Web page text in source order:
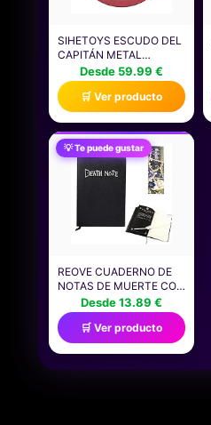
SIHETOYS ESCUDO DEL
CAPITÁN METAL
AMÉRICA, CAPITÁN
ADULTO AMÉRICA
LETRERO METAL,
RESTAURACIÓN JUEGO
DE ROLES ACCESORIOS
DE DISFRACES, SE
PUEDE UTILIZAR PARA
DIVERSAS FIESTAS
COMO HALLOWEEN
Desde 59.99 €
🛒 Ver producto
💡 Te puede gustar
REOVE CUADERNO DE
NOTAS DE MUERTE CON
BOLÍGRAFO DE PLUMAS,
CUADERNO DE
COSPLAY CON
TEMÁTICA DE ANIME DE
MODA, EL MEJOR
REGALO PARA LOS
Desde 13.89 €
🛒 Ver producto